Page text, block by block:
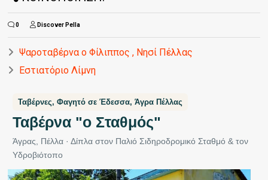
0 Discover Pella
Ψαροταβέρνα ο Φίλιππος , Νησί Πέλλας
Εστιατόριο Λίμνη
Ταβέρνες, Φαγητό σε Έδεσσα, Άγρα Πέλλας
Ταβέρνα "ο Σταθμός"
Άγρας, Πέλλα · Δίπλα στον Παλιό Σιδηροδρομικό Σταθμό & τον
Υδροβιότοπο